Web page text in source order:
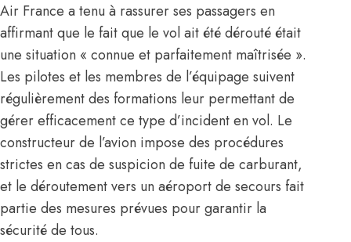
Air France a tenu à rassurer ses passagers en
affirmant que le fait que le vol ait été dérouté était
une situation « connue et parfaitement maîtrisée ».
Les pilotes et les membres de l’équipage suivent
régulièrement des formations leur permettant de
gérer efficacement ce type d’incident en vol. Le
constructeur de l’avion impose des procédures
strictes en cas de suspicion de fuite de carburant,
et le déroutement vers un aéroport de secours fait
partie des mesures prévues pour garantir la
sécurité de tous.